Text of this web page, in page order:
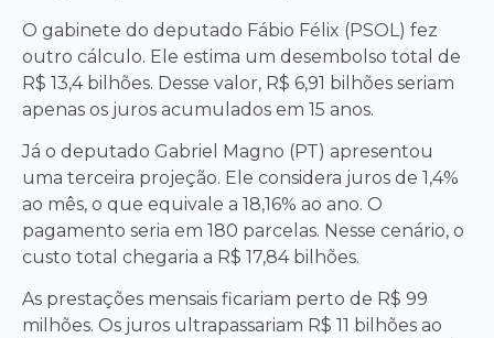
O gabinete do deputado Fábio Félix (PSOL) fez
outro cálculo. Ele estima um desembolso total de
R$ 13,4 bilhões. Desse valor, R$ 6,91 bilhões seriam
apenas os juros acumulados em 15 anos.
Já o deputado Gabriel Magno (PT) apresentou
uma terceira projeção. Ele considera juros de 1,4%
ao mês, o que equivale a 18,16% ao ano. O
pagamento seria em 180 parcelas. Nesse cenário, o
custo total chegaria a R$ 17,84 bilhões.
As prestações mensais ficariam perto de R$ 99
milhões. Os juros ultrapassariam R$ 11 bilhões ao